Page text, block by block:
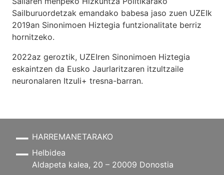
Sailburuordetzak emandako babesa jaso zuen UZEIk
2019an Sinonimoen Hiztegia funtzionalitate berriz
hornitzeko.
2022az geroztik, UZEIren Sinonimoen Hiztegia
eskaintzen da Eusko Jaurlaritzaren itzultzaile
neuronalaren Itzuli+ tresna-barran.
HARREMANETARAKO
Helbidea
Aldapeta kalea, 20 – 20009 Donostia